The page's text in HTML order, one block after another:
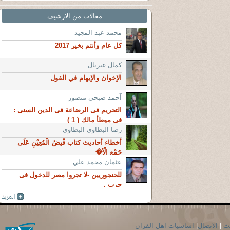
مقالات من الارشيف
محمد عبد المجيد
كل عام وأنتم بخير 2017
كمال غبريال
الإخوان والإيهام في القول
آحمد صبحي منصور
التحريم فى الرضاعة فى الدين السنى :
فى موطأ مالك ( 1 )
رضا البطاوى البطاوى
أخطاء أحاديث كتاب فْيضُ الْمُعِيْنِ عَلَى
جَمْعِ الْأ�
عثمان محمد علي
للحنجوريين -لا تجروا مصر للدخول فى
حرب .
الاتصال اساسيات اهل القران